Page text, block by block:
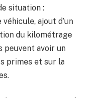
situation :
ajout d’un
du kilométrage
peuvent avoir un
primes et sur la